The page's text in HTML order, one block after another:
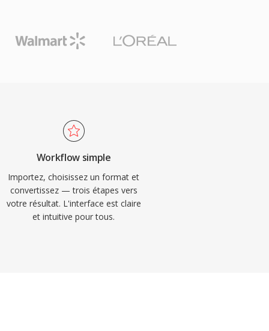
Workflow simple
Importez, choisissez un format et
convertissez — trois étapes vers
votre résultat. L'interface est claire
et intuitive pour tous.